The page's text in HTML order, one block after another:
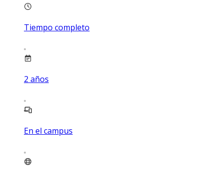
Tiempo completo
2 años
En el campus